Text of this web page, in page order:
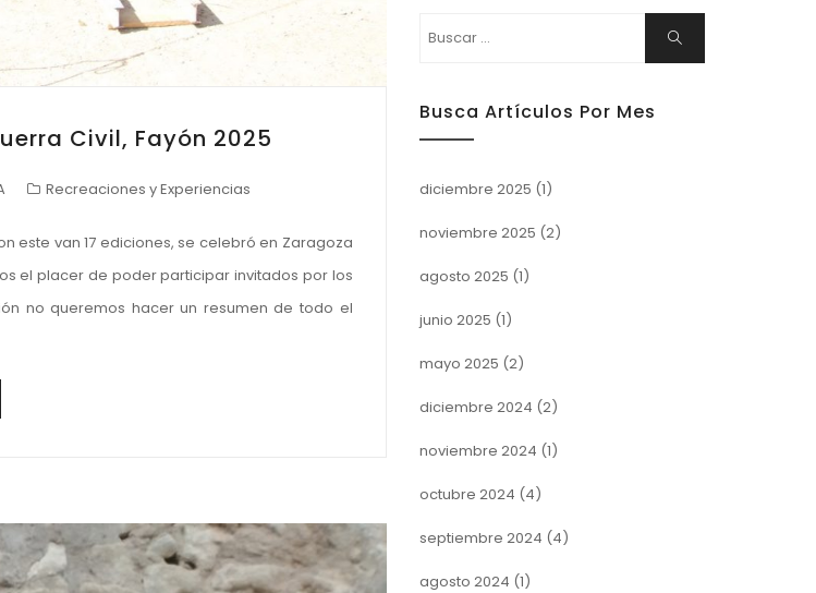
Civil, Fayón 2025
Recreaciones y Experiencias
este van 17 ediciones, se celebró en Zaragoza
el placer de poder participar invitados por los
no queremos hacer un resumen de todo el
Buscar
Busca Artículos Por Mes
diciembre 2025 (1)
noviembre 2025 (2)
agosto 2025 (1)
junio 2025 (1)
mayo 2025 (2)
diciembre 2024 (2)
noviembre 2024 (1)
octubre 2024 (4)
septiembre 2024 (4)
agosto 2024 (1)